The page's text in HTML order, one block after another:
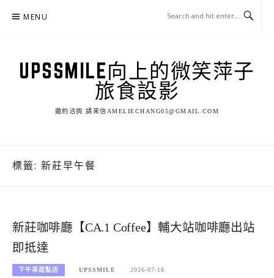
MENU
UPSSMILE向上的微笑萍子
旅食設影
邀約洽詢 請來信AMELIECHANG05@GMAIL.COM
標籤: 新莊早午餐
新莊咖啡廳【CA.1 Coffee】輔大站咖啡廳出站
即抵達
下午茶甜點店 UPSSMILE 2026-07-18